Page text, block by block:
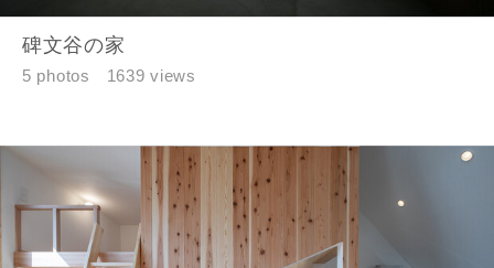
碑文谷の家
5 photos 1639 views